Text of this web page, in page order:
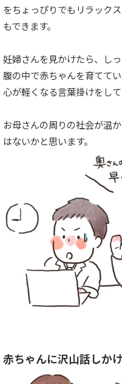
をちょっぴりでもリラック
もできます。
妊婦さんを見かけたら、し
腹の中で赤ちゃんを育てて
心が軽くなる言葉掛けをし
お母さんの周りの社会が温
はないかと思います。
赤ちゃんに沢山話しか